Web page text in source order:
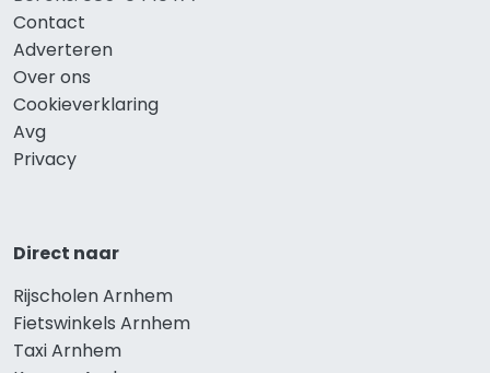
Contact
Adverteren
Over ons
Cookieverklaring
Avg
Privacy
Direct naar
Rijscholen Arnhem
Fietswinkels Arnhem
Taxi Arnhem